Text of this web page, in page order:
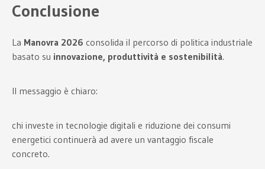
Conclusione
La Manovra 2026 consolida il percorso di politica industriale
basato su innovazione, produttività e sostenibilità.
Il messaggio è chiaro:
chi investe in tecnologie digitali e riduzione dei consumi
energetici continuerà ad avere un vantaggio fiscale
concreto.